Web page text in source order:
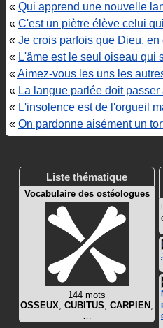
« Qui apprend une nouvelle
« C'est un piètre élève celui
« Je crois parfois que Dieu, en
« L'âme est le seul oiseau qui
«Aimez-vous les uns les
« La langue parlée doit
« L'insolence est de l'orgueil
« On pardonne aisément un
Liste thématique
Vocabulaire des ostéologues
144 mots
OSSEUX, CUBITUS, CARPIEN ,
…